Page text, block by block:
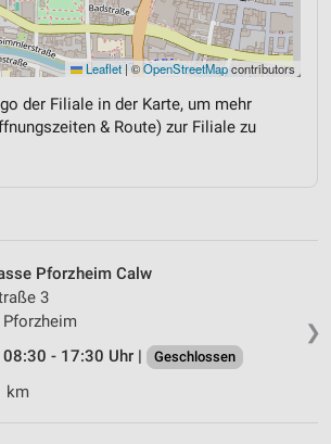
Leaflet |©OpenStreetMapcontributors
der Filiale in der Karte, um mehr
& Route) zur Filiale zu
❯
Pforzheim Calw
3
Pforzheim
08:30 - 17:30 Uhr |
Geschlossen
km